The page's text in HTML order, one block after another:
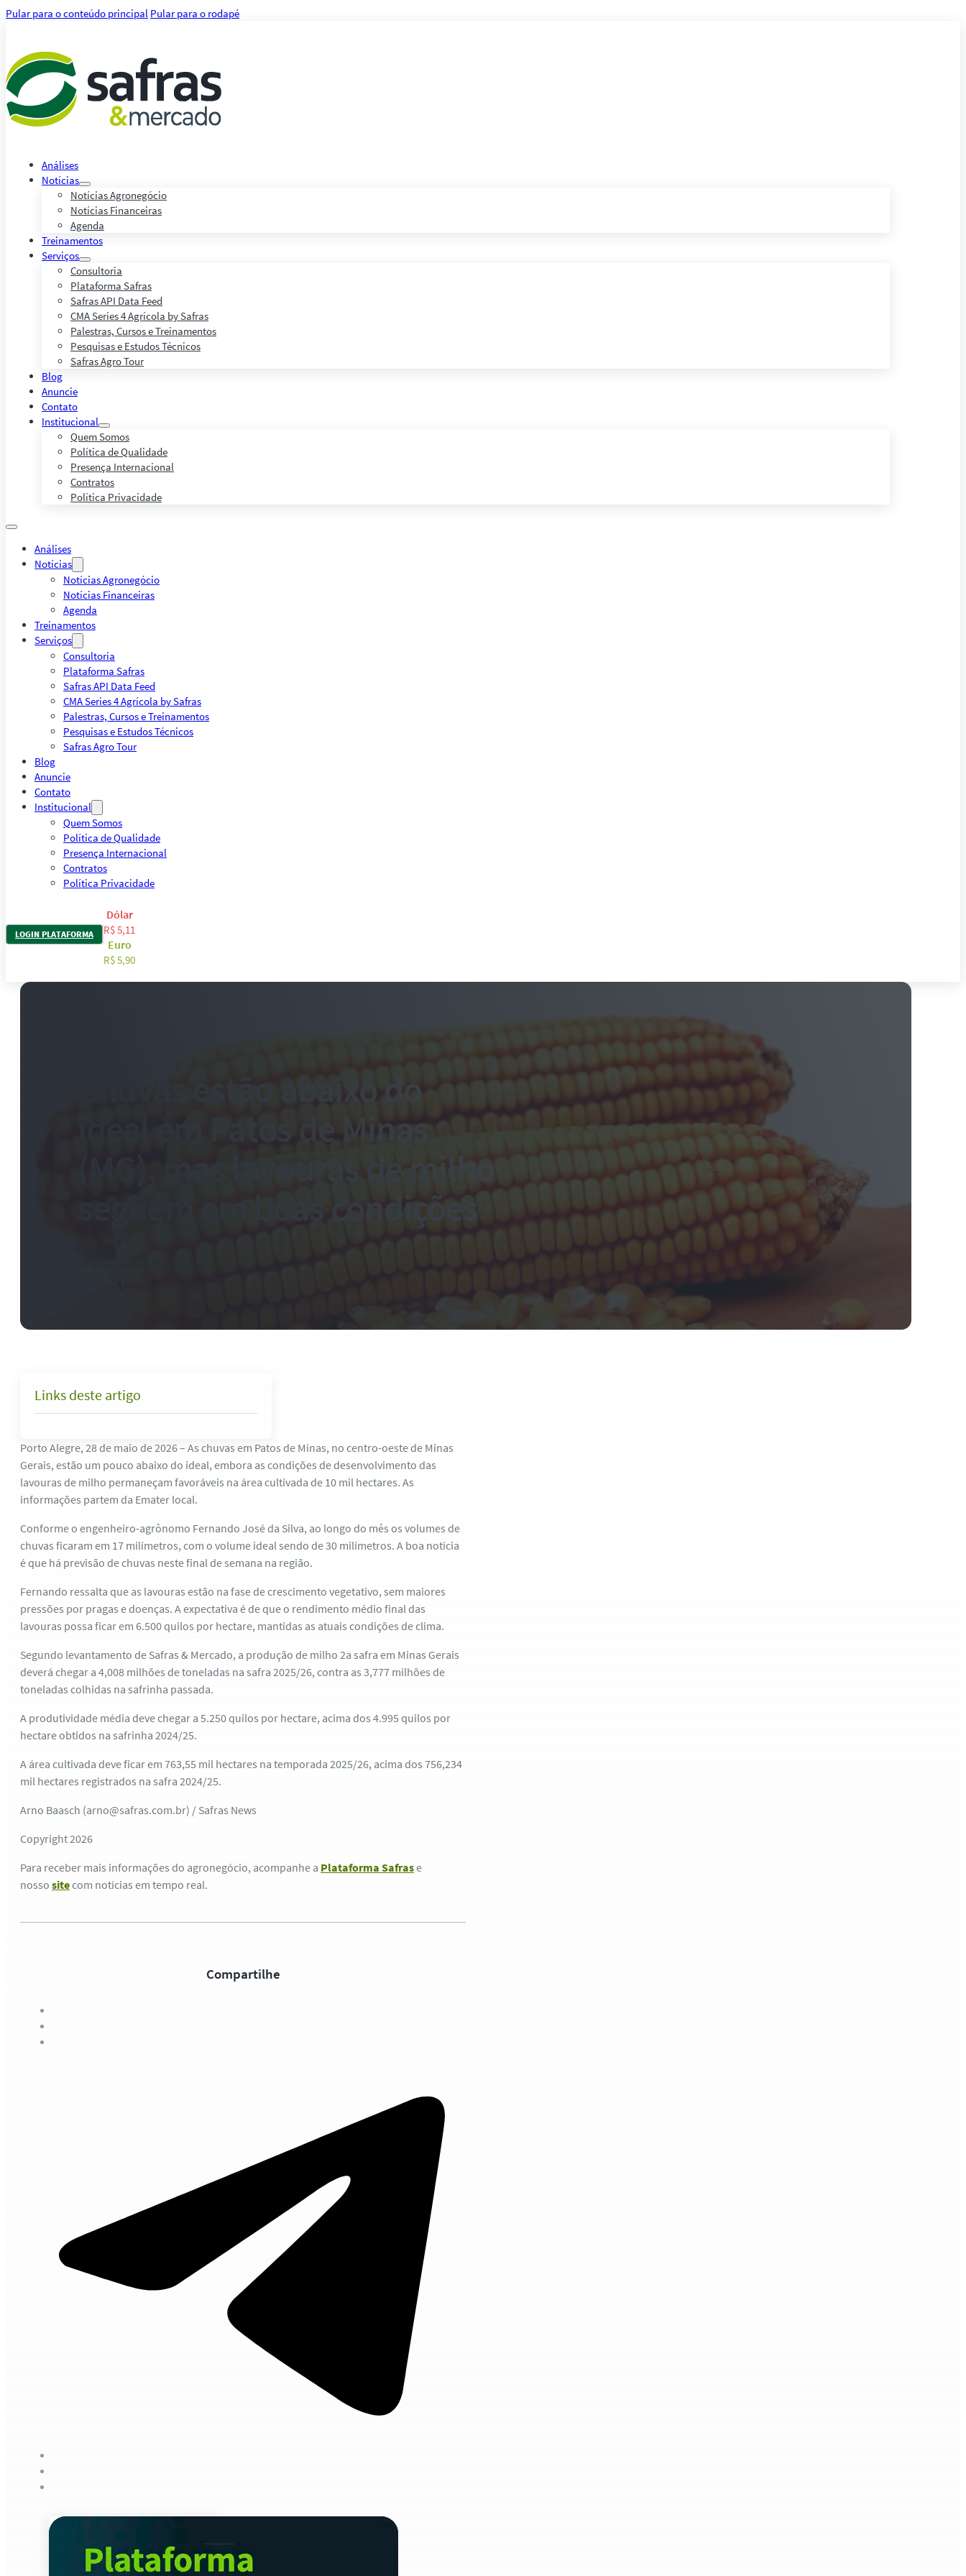
Pular para o conteúdo principal Pular para o rodapé
Análises
Notícias
Notícias Agronegócio
Notícias Financeiras
Agenda
Treinamentos
Serviços
Consultoria
Plataforma Safras
Safras API Data Feed
CMA Series 4 Agrícola by Safras
Palestras, Cursos e Treinamentos
Pesquisas e Estudos Técnicos
Safras Agro Tour
Blog
Anuncie
Contato
Institucional
Quem Somos
Política de Qualidade
Presença Internacional
Contratos
Política Privacidade
Análises
Notícias
Notícias Agronegócio
Notícias Financeiras
Agenda
Treinamentos
Serviços
Consultoria
Plataforma Safras
Safras API Data Feed
CMA Series 4 Agrícola by Safras
Palestras, Cursos e Treinamentos
Pesquisas e Estudos Técnicos
Safras Agro Tour
Blog
Anuncie
Contato
Institucional
Quem Somos
Política de Qualidade
Presença Internacional
Contratos
Política Privacidade
LOGIN PLATAFORMA
Dólar
R$ 5,11
Euro
R$ 5,90
Chuvas estão abaixo do
ideal em Patos de Minas
(MG), mas lavouras de milho
seguem em boas condições
Links deste artigo
Porto Alegre, 28 de maio de 2026 – As chuvas em Patos de Minas, no centro-oeste de Minas
Gerais, estão um pouco abaixo do ideal, embora as condições de desenvolvimento das
lavouras de milho permaneçam favoráveis na área cultivada de 10 mil hectares. As
informações partem da Emater local.
Conforme o engenheiro-agrônomo Fernando José da Silva, ao longo do mês os volumes de
chuvas ficaram em 17 milímetros, com o volume ideal sendo de 30 milímetros. A boa notícia
é que há previsão de chuvas neste final de semana na região.
Fernando ressalta que as lavouras estão na fase de crescimento vegetativo, sem maiores
pressões por pragas e doenças. A expectativa é de que o rendimento médio final das
lavouras possa ficar em 6.500 quilos por hectare, mantidas as atuais condições de clima.
Segundo levantamento de Safras & Mercado, a produção de milho 2a safra em Minas Gerais
deverá chegar a 4,008 milhões de toneladas na safra 2025/26, contra as 3,777 milhões de
toneladas colhidas na safrinha passada.
A produtividade média deve chegar a 5.250 quilos por hectare, acima dos 4.995 quilos por
hectare obtidos na safrinha 2024/25.
A área cultivada deve ficar em 763,55 mil hectares na temporada 2025/26, acima dos 756,234
mil hectares registrados na safra 2024/25.
Arno Baasch (arno@safras.com.br) / Safras News
Copyright 2026
Para receber mais informações do agronegócio, acompanhe a Plataforma Safrase
nosso sitecom notícias em tempo real.
Compartilhe